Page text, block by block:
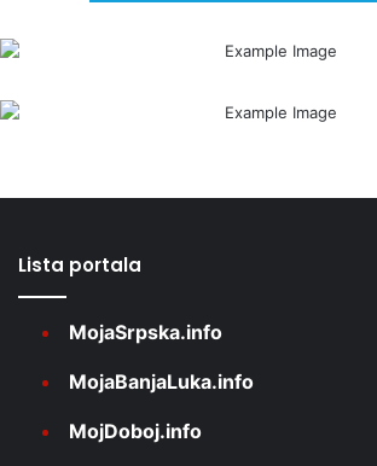
Lista portala
MojaSrpska.info
MojaBanjaLuka.info
MojDoboj.info